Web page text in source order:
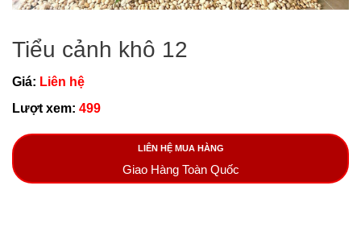
Tiểu cảnh khô 12
Giá: Liên hệ
Lượt xem: 499
LIÊN HỆ MUA HÀNG
Giao Hàng Toàn Quốc